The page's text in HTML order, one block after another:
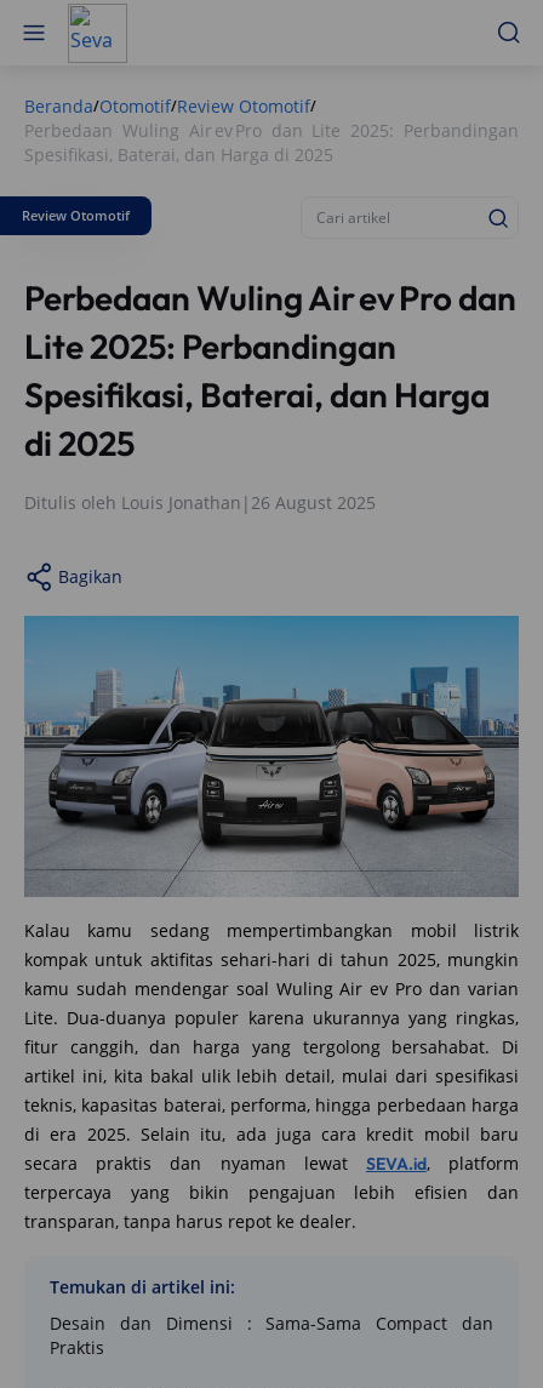
Beranda/Otomotif/Review Otomotif/
Perbedaan Wuling Air ev Pro dan Lite 2025: Perbandingan
Spesifikasi, Baterai, dan Harga di 2025
Review Otomotif
Perbedaan Wuling Air ev Pro dan
Lite 2025: Perbandingan
Spesifikasi, Baterai, dan Harga
di 2025
Ditulis oleh Louis Jonathan | 26 August 2025
Bagikan
Kalau kamu sedang mempertimbangkan mobil listrik
kompak untuk aktifitas sehari-hari di tahun 2025, mungkin
kamu sudah mendengar soal Wuling Air ev Pro dan varian
Lite. Dua-duanya populer karena ukurannya yang ringkas,
fitur canggih, dan harga yang tergolong bersahabat. Di
artikel ini, kita bakal ulik lebih detail, mulai dari spesifikasi
teknis, kapasitas baterai, performa, hingga perbedaan harga
di era 2025. Selain itu, ada juga cara kredit mobil baru
secara praktis dan nyaman lewat SEVA.id, platform
terpercaya yang bikin pengajuan lebih efisien dan
transparan, tanpa harus repot ke dealer.
Temukan di artikel ini:
Desain dan Dimensi : Sama-Sama Compact dan
Praktis